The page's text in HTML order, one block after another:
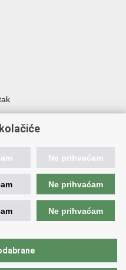
ugovaranje
u nadležnosti
inovacije i investicije
Ne prihvaćam
Ne prihvaćam
Ne prihvaćam